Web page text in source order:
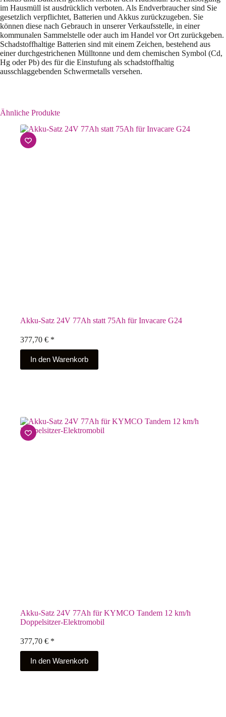
im Hausmüll ist ausdrücklich verboten. Als Endverbraucher sind Sie
gesetzlich verpflichtet, Batterien und Akkus zurückzugeben. Sie
können diese nach Gebrauch in unserer Verkaufsstelle, in einer
kommunalen Sammelstelle oder auch im Handel vor Ort zurückgeben.
Schadstoffhaltige Batterien sind mit einem Zeichen, bestehend aus
einer durchgestrichenen Mülltonne und dem chemischen Symbol (Cd,
Hg oder Pb) des für die Einstufung als schadstoffhaltig
ausschlaggebenden Schwermetalls versehen.
Ähnliche Produkte
Akku-Satz 24V 77Ah statt 75Ah für Invacare G24
377,70 € *
In den Warenkorb
Akku-Satz 24V 77Ah für KYMCO Tandem 12 km/h
Doppelsitzer-Elektromobil
377,70 € *
In den Warenkorb